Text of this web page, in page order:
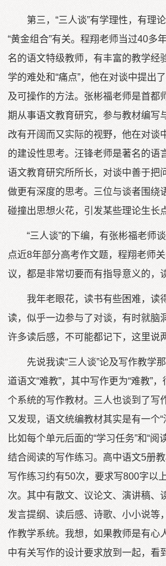
第三，“三人谈”有学理性，有理
“黄金组合”有关。程翔老师当过40多
名的语文特级教师，有丰富的教学经
学的难处和“痛点”，他在对谈中提出
及可操作的方法。张彬福老师是首都
期从事语文教育研究，参与教材编写
改有开阔而又实际的视野，他在对谈
的建设性思考。汪锋老师是著名的语
语文教育研究所所长，对谈中善于把
做更有深度的思考。三位与谈者围绕
碰撞出思想火花，引发某些理论生长
“三人谈”的下编，有张彬福老师
点近8年部分高考作文题，程翔老师
议，都是非常切要而有指导意义的，
我年老眼花，读书有些困难，读
读，似乎一边参与了对谈，有时就脑
许多读后感，不可能都记下，这里说
先说我读“三人谈”论及写作教学
道语文“难教”，其中写作更为“难教”
个系统的写作教材。三人也谈到了写
又发现，语文统编教材其实是有一个“
比如每个单元后面的“学习任务”和“阅
结合阅读的写作练习。高中语文5册
写作练习约有50次，要求写800字以
次。其中有散文、议论文、演讲稿、
发言提纲、读后感、诗歌、小小说等
作教学系统。我想，如果教师是有心
中有关写作的设计要求放到一起，看